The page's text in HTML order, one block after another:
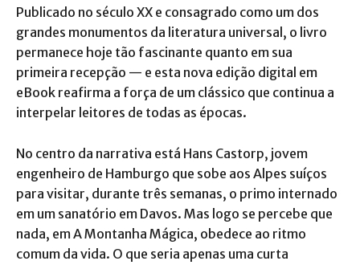
Publicado no século XX e consagrado como um dos
grandes monumentos da literatura universal, o livro
permanece hoje tão fascinante quanto em sua
primeira recepção — e esta nova edição digital em
eBook reafirma a força de um clássico que continua a
interpelar leitores de todas as épocas.
No centro da narrativa está Hans Castorp, jovem
engenheiro de Hamburgo que sobe aos Alpes suíços
para visitar, durante três semanas, o primo internado
em um sanatório em Davos. Mas logo se percebe que
nada, em A Montanha Mágica, obedece ao ritmo
comum da vida. O que seria apenas uma curta